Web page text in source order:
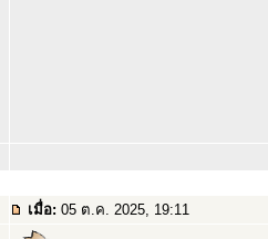
เมื่อ: 05 ต.ค. 2025, 19:11